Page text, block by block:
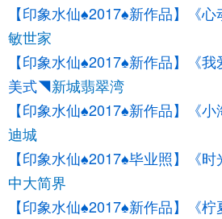
【印象水仙♠2017♠新作品】《
敏世家
【印象水仙♠2017♠新作品】《
美式◥新城翡翠湾
【印象水仙♠2017♠新作品】《
迪城
【印象水仙♠2017♠毕业照】《
中大简界
【印象水仙♠2017♠新作品】《